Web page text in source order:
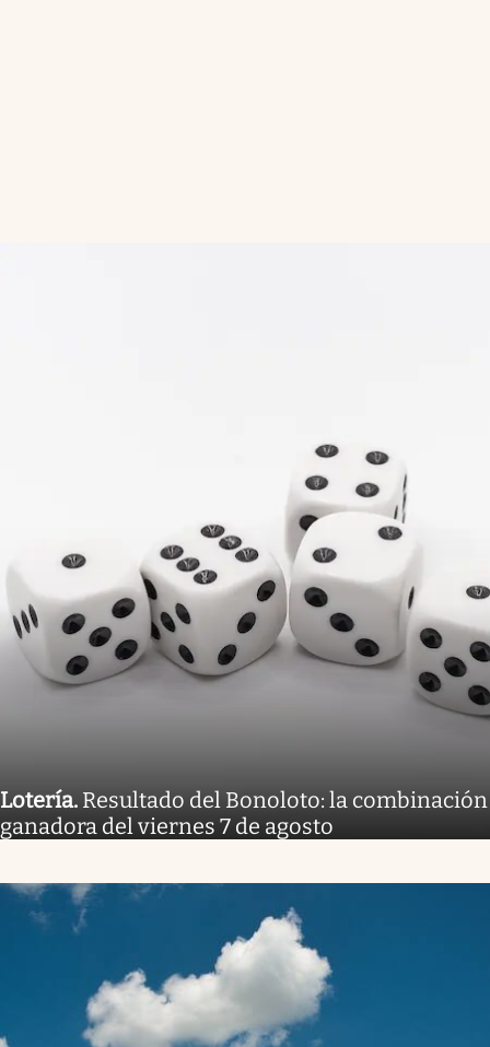
Lotería. Resultado del Bonoloto: la combinación
ganadora del viernes 7 de agosto